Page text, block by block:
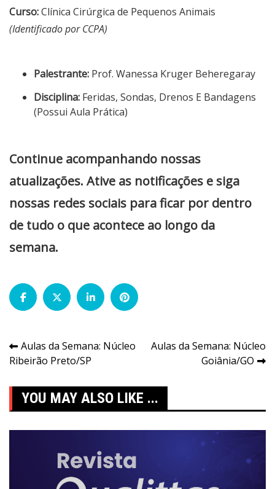
Curso:Clínica Cirúrgica de Pequenos Animais
(Identificado por CCPA)
Palestrante: Prof. Wanessa Kruger Beheregaray
Disciplina: Feridas, Sondas, Drenos E Bandagens
(Possui Aula Prática)
Continue acompanhando nossas
atualizações. Ative as notificações e siga
nossas redes sociais para ficar por dentro
de tudo o que acontece ao longo da
semana.
Navegação
de
Post
Aulas da Semana: Núcleo
Ribeirão Preto/SP
Aulas da Semana: Núcleo
Goiânia/GO
YOU MAY ALSO LIKE ...